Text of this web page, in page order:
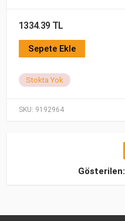
SKU: 9192964
1334.39 TL
Sepete Ekle
Stokta Yok
Gösterilen: